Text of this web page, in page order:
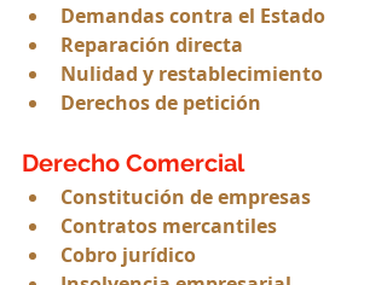
Demandas contra el Estado
Reparación directa
Nulidad y restablecimiento
Derechos de petición
Derecho Comercial
Constitución de empresas
Contratos mercantiles
Cobro jurídico